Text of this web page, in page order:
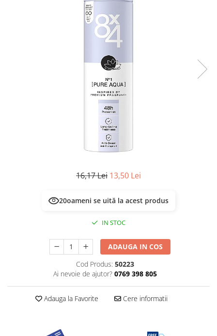
16,17 Lei 13,50 Lei
21oameni se uită la acest produs
IN STOC
ADAUGA IN COS
Cod Produs: 50223
Ai nevoie de ajutor? 0769 398 805
Adauga la Favorite Cere informatii